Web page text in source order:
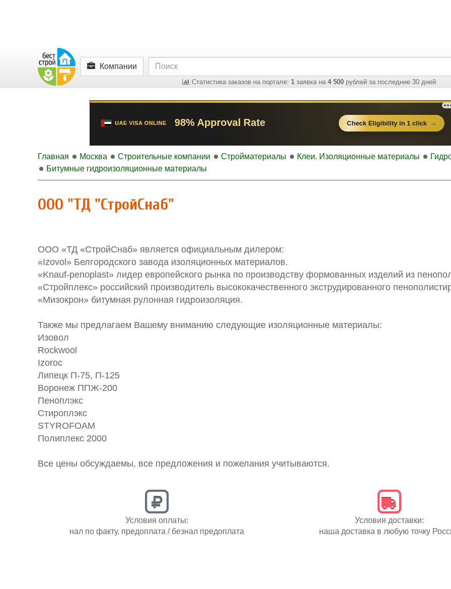
Компании
Статистика заказов на портале: 1 заявка на 4 500 рублей за последние 30 дней.
Главная Москва Строительные компании Стройматериалы Клеи. Изоляционные материалы
Битумные гидроизоляционные материалы
ООО "ТД "СтройСнаб"
ООО «ТД «СтройСнаб» является официальным дилером:
«Izovol» Белгородского завода изоляционных материалов.
«Knauf-penoplast» лидер европейского рынка по производству формованных изделий из
«Стройплекс» российский производитель высококачественного экструдированного
«Мизокрон» битумная рулонная гидроизоляция.
Также мы предлагаем Вашему вниманию следующие изоляционные материалы:
Изовол
Rockwool
Izoroc
Липецк П-75, П-125
Воронеж ППЖ-200
Пеноплэкс
Стироплэкс
STYROFOAM
Полиплекс 2000
Все цены обсуждаемы, все предложения и пожелания учитываются.
Условия оплаты:
нал по факту, предоплата / безнал предоплата
Условия доставки:
наша доставка в любую точку